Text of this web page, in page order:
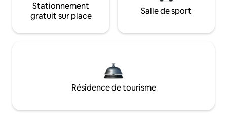
Stationnement
gratuit sur place
Salle de sport
Résidence de tourisme